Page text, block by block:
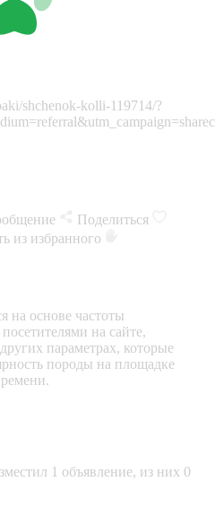
shchenok-kolli-119714/?
Поделиться
из избранного
на основе частоты
на сайте,
параметрах, которые
породы на площадке
1 объявление, из них 0